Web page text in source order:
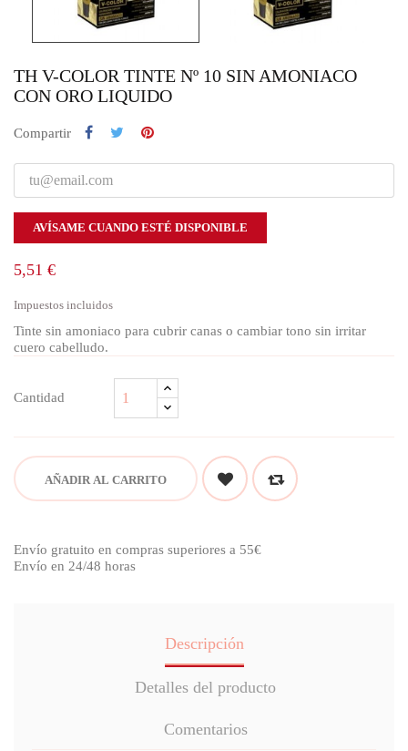
TH V-COLOR TINTE Nº 10 SIN AMONIACO
CON ORO LIQUIDO
Compartir
AVÍSAME CUANDO ESTÉ DISPONIBLE
5,51 €
Impuestos incluidos
Tinte sin amoniaco para cubrir canas o cambiar tono sin irritar
cuero cabelludo.
Cantidad
AÑADIR AL CARRITO
Envío gratuito en compras superiores a 55€
Envío en 24/48 horas
Descripción
Detalles del producto
Comentarios